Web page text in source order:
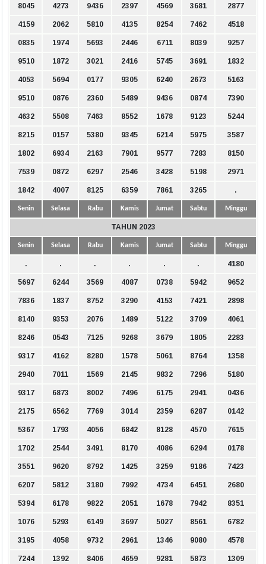
8045 4273 9436 2397 4569 3681 2877
4159 2062 5810 4135 8254 7462 4518
0835 1974 5693 2446 6711 8039 9257
9510 1872 3021 2416 5745 3691 1832
4053 5694 0177 9305 6240 2673 5163
9510 0876 2360 5489 9436 0874 7390
4632 5508 7463 8552 1678 9123 5244
8215 0157 5380 9345 6214 5975 3587
1802 6934 2163 7901 9577 7283 8150
7539 0872 6297 2546 3428 5198 2971
1842 4007 8125 6359 7861 3265 .
Senin Selasa Rabu Kamis Jumat Sabtu Minggu
TAHUN 2023
Senin Selasa Rabu Kamis Jumat Sabtu Minggu
. . . . . . 4180
5697 6244 3569 4087 0738 5942 9652
7836 1837 8752 3290 4153 7421 2898
8140 9353 2076 1489 5122 3709 4061
8246 0543 7125 9268 3679 1805 2283
9317 4162 8280 1578 5061 8764 1358
2940 7011 1569 2145 9832 7296 5180
9317 6873 8002 7496 6175 2941 0436
2175 6562 7769 3014 2359 6287 0142
5367 1793 4056 6842 8128 4570 7615
1702 2544 3491 8170 4086 6294 0178
3551 9620 8792 1425 3259 9186 7423
6207 5812 3180 7992 4734 6451 2680
5394 6178 9822 2051 1678 7942 8351
1076 5293 6149 3697 5027 8561 6782
3195 4058 9732 2961 1346 9080 4578
7244 1392 8406 4659 9281 5873 1309